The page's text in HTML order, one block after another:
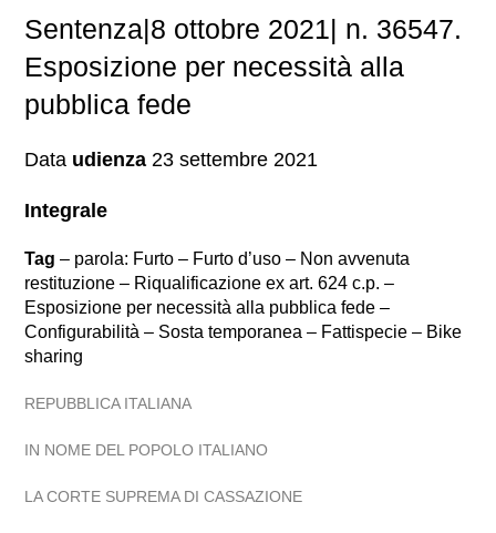
Sentenza|8 ottobre 2021| n. 36547.
Esposizione per necessità alla
pubblica fede
Data udienza 23 settembre 2021
Integrale
Tag – parola: Furto – Furto d’uso – Non avvenuta
restituzione – Riqualificazione ex art. 624 c.p. –
Esposizione per necessità alla pubblica fede –
Configurabilità – Sosta temporanea – Fattispecie – Bike
sharing
REPUBBLICA ITALIANA
IN NOME DEL POPOLO ITALIANO
LA CORTE SUPREMA DI CASSAZIONE